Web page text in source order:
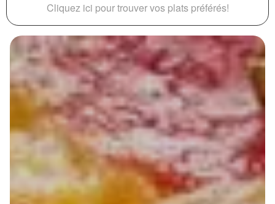
Cliquez ici pour trouver vos plats préférés!